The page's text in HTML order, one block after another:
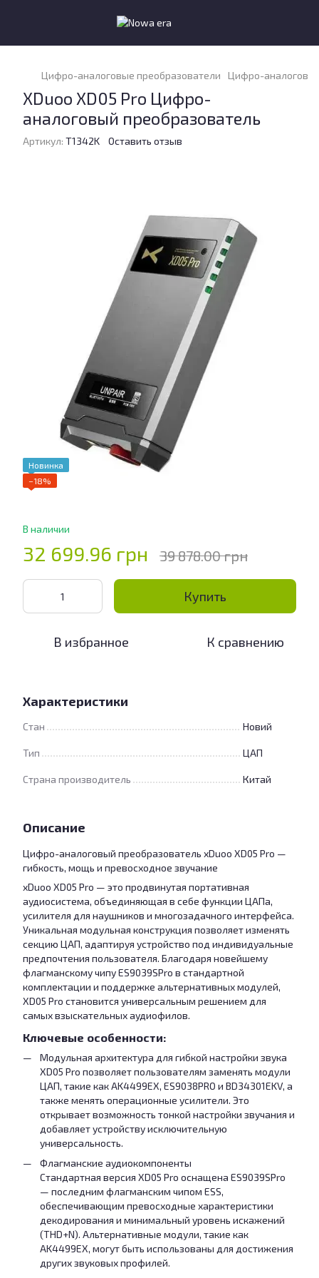
Цифро-аналоговые преобразователи Цифро-
XDuoo XD05 Pro Цифро-
аналоговый преобразователь
Артикул: T1342K Оставить отзыв
Новинка
−18%
В наличии
32 699.96 грн 39 878.00 грн
Купить
В избранное К сравнению
Характеристики
Стан Новий
Тип ЦАП
Страна производитель Китай
Описание
Цифро-аналоговый преобразователь xDuoo XD05 Pro —
гибкость, мощь и превосходное звучание
xDuoo XD05 Pro — это продвинутая портативная
аудиосистема, объединяющая в себе функции ЦАПа,
усилителя для наушников и многозадачного интерфейса.
Уникальная модульная конструкция позволяет изменять
секцию ЦАП, адаптируя устройство под индивидуальные
предпочтения пользователя. Благодаря новейшему
флагманскому чипу ES9039SPro в стандартной
комплектации и поддержке альтернативных модулей,
XD05 Pro становится универсальным решением для
самых взыскательных аудиофилов.
Ключевые особенности:
Модульная архитектура для гибкой настройки звука
XD05 Pro позволяет пользователям заменять модули
ЦАП, такие как AK4499EX, ES9038PRO и BD34301EKV, а
также менять операционные усилители. Это
открывает возможность тонкой настройки звучания и
добавляет устройству исключительную
универсальность.
Флагманские аудиокомпоненты
Стандартная версия XD05 Pro оснащена ES9039SPro
— последним флагманским чипом ESS,
обеспечивающим превосходные характеристики
декодирования и минимальный уровень искажений
(THD+N). Альтернативные модули, такие как
AK4499EX, могут быть использованы для достижения
других звуковых профилей.